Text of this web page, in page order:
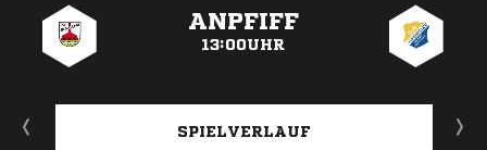
ANPFIFF
13:00UHR
SPIELVERLAUF